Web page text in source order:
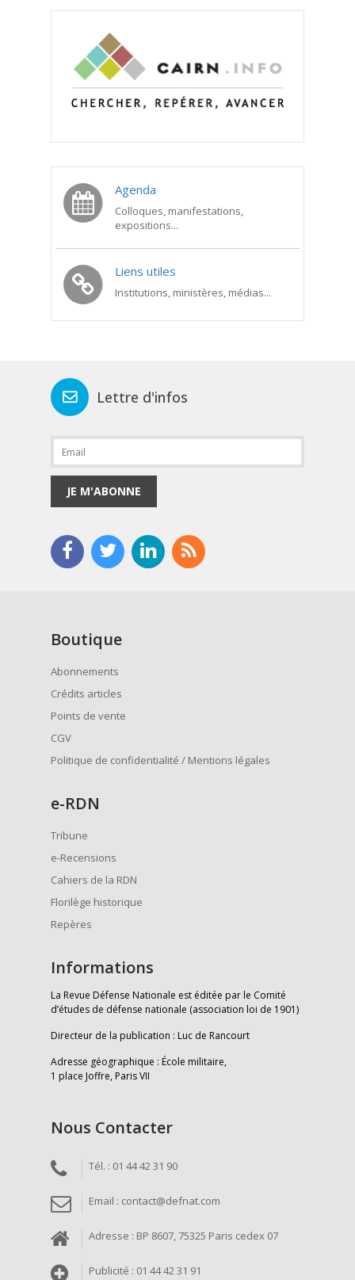
Agenda
Colloques, manifestations,
expositions...
Liens utiles
Institutions, ministères, médias...
Lettre d'infos
JE M'ABONNE
Boutique
Abonnements
Crédits articles
Points de vente
CGV
Politique de confidentialité / Mentions légales
e-RDN
Tribune
e-Recensions
Cahiers de la RDN
Florilège historique
Repères
Informations
La Revue Défense Nationale est éditée par le Comité
d’études de défense nationale (association loi de 1901)
Directeur de la publication : Luc de Rancourt
Adresse géographique : École militaire,
1 place Joffre, Paris VII
Nous Contacter
Tél. : 01 44 42 31 90
Email : contact@defnat.com
Adresse : BP 8607, 75325 Paris cedex 07
Publicité : 01 44 42 31 91